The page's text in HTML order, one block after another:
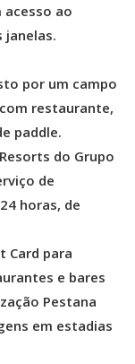
ao
janelas.
por um campo
restaurante,
paddle.
do Grupo
de
horas, de
Card para
e bares
Pestana
em estadias